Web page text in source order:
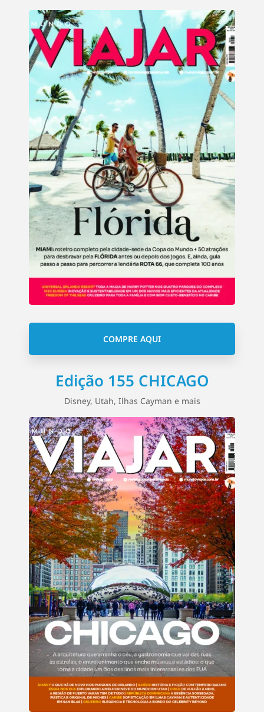
COMPRE AQUI
Edição 155 CHICAGO
Disney, Utah, Ilhas Cayman e mais